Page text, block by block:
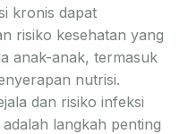
kronis dapat
risiko kesehatan yang
anak-anak, termasuk
nutrisi.
dan risiko infeksi
langkah penting